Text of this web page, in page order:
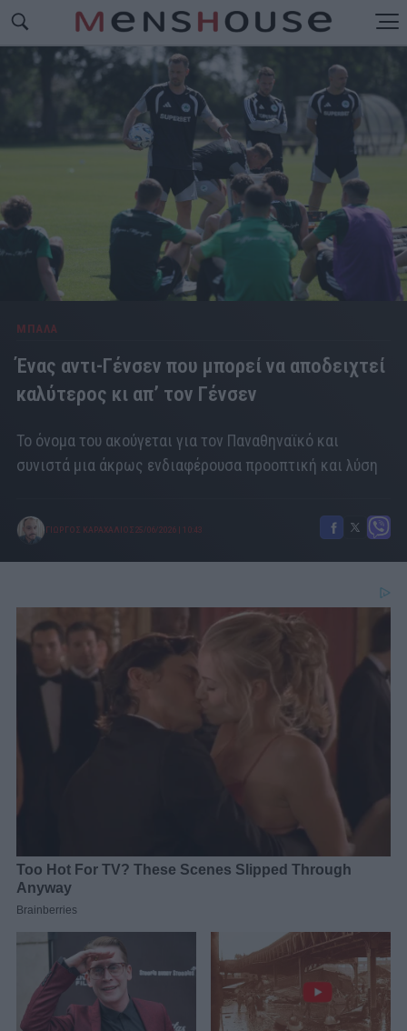
ΜΠΑΛΑ
Ένας αντι-Γένσεν που μπορεί να αποδειχτεί
καλύτερος κι απ’ τον Γένσεν
Το όνομα του ακούγεται για τον Παναθηναϊκό και
συνιστά μια άκρως ενδιαφέρουσα προοπτική και λύση
ΓΙΩΡΓΟΣ ΚΑΡΑΧΑΛΙΟΣ 25/06/2026 10:43